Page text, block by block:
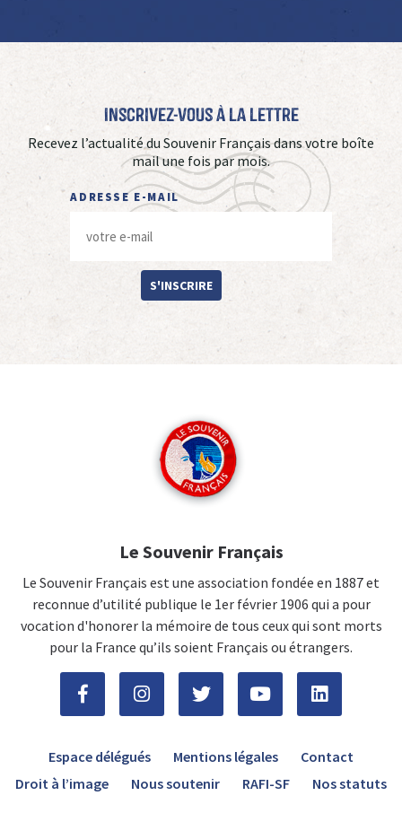
Inscrivez-vous à La Lettre
Recevez l’actualité du Souvenir Français dans votre boîte
mail une fois par mois.
ADRESSE E-MAIL
S'INSCRIRE
Le Souvenir Français
Le Souvenir Français est une association fondée en 1887 et
reconnue d’utilité publique le 1er février 1906 qui a pour
vocation d'honorer la mémoire de tous ceux qui sont morts
pour la France qu’ils soient Français ou étrangers.
Espace délégués Mentions légales
Contact
Droit à l’image
Nous soutenir RAFI-SF Nos statuts